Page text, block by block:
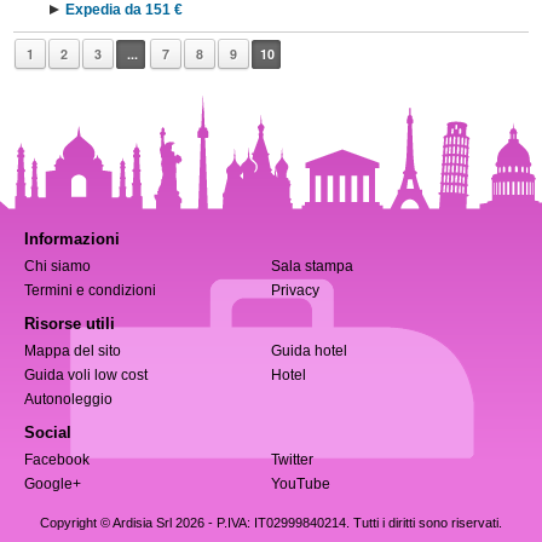
Expedia da 151 €
1 2 3 ... 7 8 9 10
Informazioni
Chi siamo
Sala stampa
Termini e condizioni
Privacy
Risorse utili
Mappa del sito
Guida hotel
Guida voli low cost
Hotel
Autonoleggio
Social
Facebook
Twitter
Google+
YouTube
Copyright © Ardisia Srl 2026 - P.IVA: IT02999840214. Tutti i diritti sono riservati.